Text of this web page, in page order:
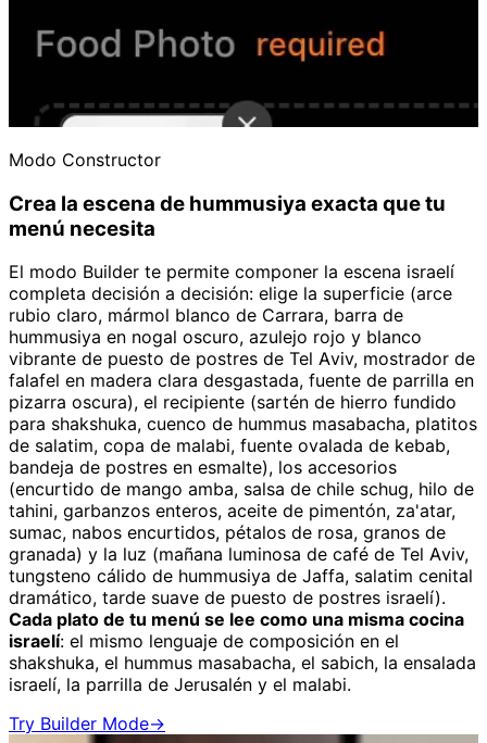
Modo Constructor
Crea la escena de hummusiya exacta que tu
menú necesita
El modo Builder te permite componer la escena israelí
completa decisión a decisión: elige la superficie (arce
rubio claro, mármol blanco de Carrara, barra de
hummusiya en nogal oscuro, azulejo rojo y blanco
vibrante de puesto de postres de Tel Aviv, mostrador de
falafel en madera clara desgastada, fuente de parrilla en
pizarra oscura), el recipiente (sartén de hierro fundido
para shakshuka, cuenco de hummus masabacha, platitos
de salatim, copa de malabi, fuente ovalada de kebab,
bandeja de postres en esmalte), los accesorios
(encurtido de mango amba, salsa de chile schug, hilo de
tahini, garbanzos enteros, aceite de pimentón, za'atar,
sumac, nabos encurtidos, pétalos de rosa, granos de
granada) y la luz (mañana luminosa de café de Tel Aviv,
tungsteno cálido de hummusiya de Jaffa, salatim cenital
dramático, tarde suave de puesto de postres israelí).
Cada plato de tu menú se lee como una misma cocina
israelí: el mismo lenguaje de composición en el
shakshuka, el hummus masabacha, el sabich, la ensalada
israelí, la parrilla de Jerusalén y el malabi.
Try Builder Mode→